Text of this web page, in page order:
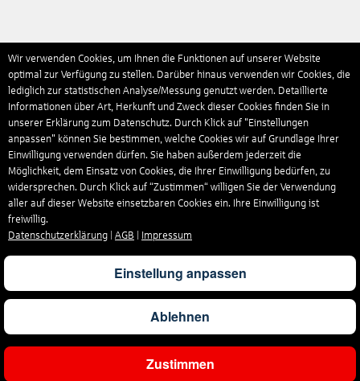
Ergebnisse filtern
Wir verwenden Cookies, um Ihnen die Funktionen auf unserer Website
optimal zur Verfügung zu stellen. Darüber hinaus verwenden wir Cookies, die
lediglich zur statistischen Analyse/Messung genutzt werden. Detaillierte
Informationen über Art, Herkunft und Zweck dieser Cookies finden Sie in
unserer Erklärung zum Datenschutz. Durch Klick auf "Einstellungen
anpassen" können Sie bestimmen, welche Cookies wir auf Grundlage Ihrer
Einwilligung verwenden dürfen. Sie haben außerdem jederzeit die
Möglichkeit, dem Einsatz von Cookies, die Ihrer Einwilligung bedürfen, zu
widersprechen. Durch Klick auf “Zustimmen“ willigen Sie der Verwendung
aller auf dieser Website einsetzbaren Cookies ein. Ihre Einwilligung ist
freiwillig.
Datenschutzerklärung
AGB Impressum
Einstellung anpassen
Ablehnen
Zustimmen